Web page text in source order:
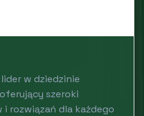
w dziedzinie
szeroki
rozwiązań dla każdego